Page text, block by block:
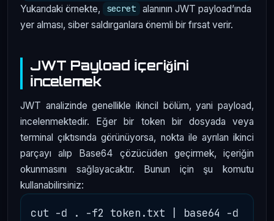
Yukarıdaki örnekte, secret
alanının JWT payload’ında
yer alması, siber saldırganlara önemli bir fırsat verir.
JWT Payload İçeriğini
İncelemek
JWT analizinde genellikle ikincil bölüm, yani payload,
incelenmektedir. Eğer bir token bir dosyada veya
terminal çıktısında görünüyorsa, nokta ile ayrılan ikinci
parçayı alıp Base64 çözücüden geçirmek, içeriğin
okunmasını sağlayacaktır. Bunun için şu komutu
kullanabilirsiniz: